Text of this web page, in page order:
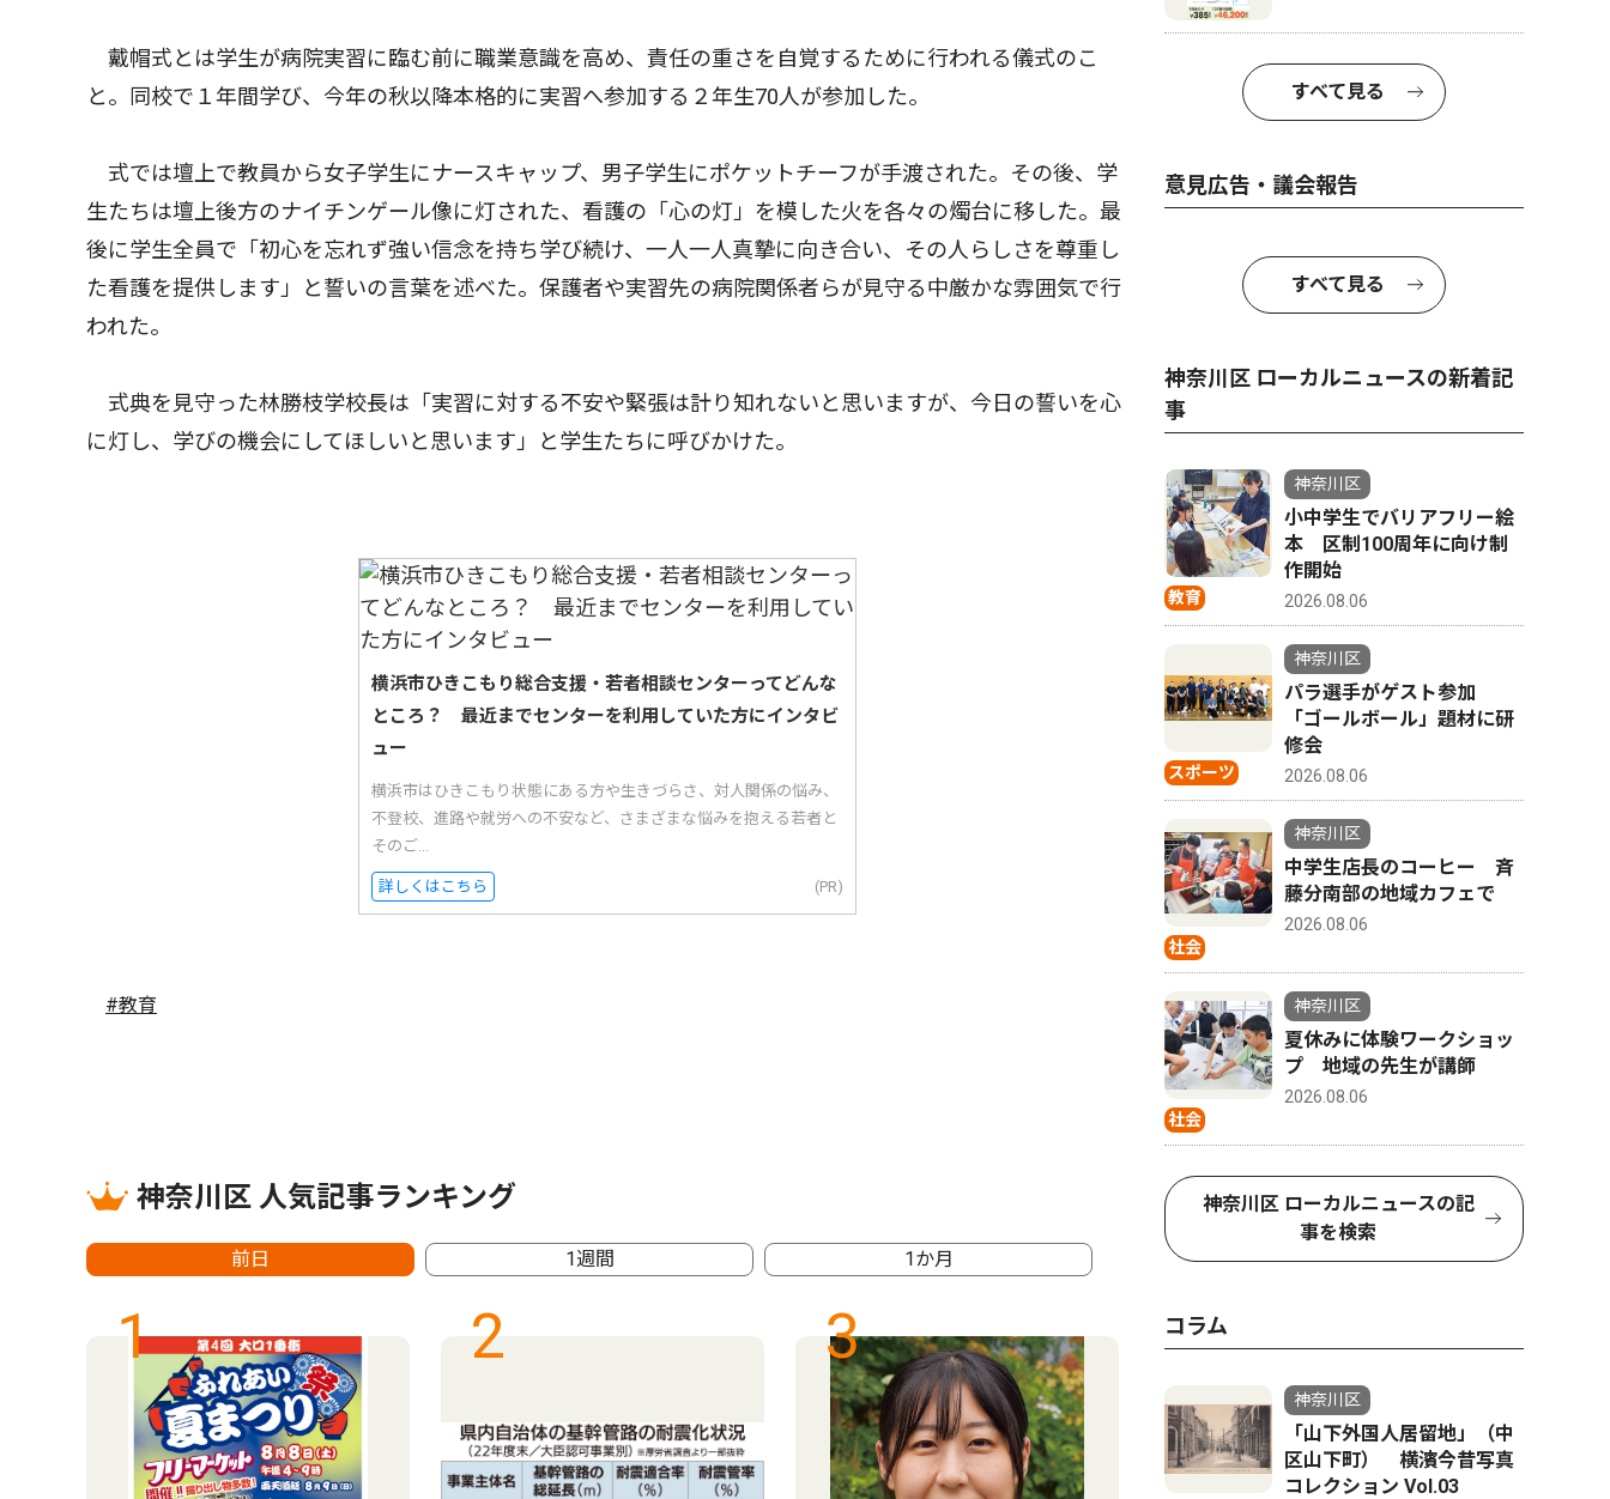
戴帽式とは学生が病院実習に臨む前に職業意識を高め、責任の重さを自覚するために行われる儀式のこ
と。同校で１年間学び、今年の秋以降本格的に実習へ参加する２年生70人が参加した。
式では壇上で教員から女子学生にナースキャップ、男子学生にポケットチーフが手渡された。その後、学
生たちは壇上後方のナイチンゲール像に灯された、看護の「心の灯」を模した火を各々の燭台に移した。最
後に学生全員で「初心を忘れず強い信念を持ち学び続け、一人一人真摯に向き合い、その人らしさを尊重し
た看護を提供します」と誓いの言葉を述べた。保護者や実習先の病院関係者らが見守る中厳かな雰囲気で行
われた。
式典を見守った林勝枝学校長は「実習に対する不安や緊張は計り知れないと思いますが、今日の誓いを心
に灯し、学びの機会にしてほしいと思います」と学生たちに呼びかけた。
横浜市ひきこもり総合支援・若者相談センターってどんな
ところ？ 最近までセンターを利用していた方にインタビ
ュー
横浜市はひきこもり状態にある方や生きづらさ、対人関係の悩み、
不登校、進路や就労への不安など、さまざまな悩みを抱える若者と
そのご...
詳しくはこちら (PR)
#教育
神奈川区 人気記事ランキング
前日 1週間 1か月
1 2 3 4
すべて見る
意見広告・議会報告
すべて見る
神奈川区 ローカルニュースの新着記
事
教育
神奈川区
小中学生でバリアフリー絵
本 区制100周年に向け制
作開始
2026.08.06
スポーツ
神奈川区
パラ選手がゲスト参加
「ゴールボール」題材に研
修会
2026.08.06
社会
神奈川区
中学生店長のコーヒー 斉
藤分南部の地域カフェで
2026.08.06
社会
神奈川区
夏休みに体験ワークショッ
プ 地域の先生が講師
2026.08.06
神奈川区 ローカルニュースの記
事を検索
コラム
神奈川区
「山下外国人居留地」（中
区山下町） 横濱今昔写真
コレクション Vol.03